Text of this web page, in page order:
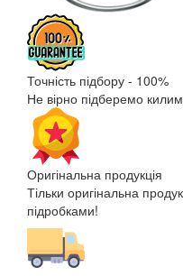
Точність підбору - 100%
Не вірно підберемо
Оригінальна продукція
Тільки оригінальна
підробками!